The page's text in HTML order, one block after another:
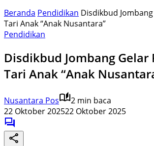
Beranda Pendidikan Disdikbud
Tari Anak “Anak Nusantara”
Pendidikan
Disdikbud Jombang Gelar
Tari Anak “Anak
Nusantara Pos
2 min baca
22 Oktober 202522 Oktober 2025